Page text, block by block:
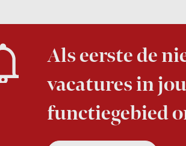
Als eerste de
vacatures in
functiegebied